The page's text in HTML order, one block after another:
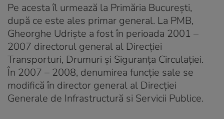
Pe acesta îl urmează la Primăria București,
după ce este ales primar general. La PMB,
Gheorghe Udriște a fost în perioada 2001 –
2007 directorul general al Direcției
Transporturi, Drumuri şi Siguranţa Circulaţiei.
În 2007 – 2008, denumirea funcție sale se
modifică în director general al Direcției
Generale de Infrastructură si Servicii Publice.